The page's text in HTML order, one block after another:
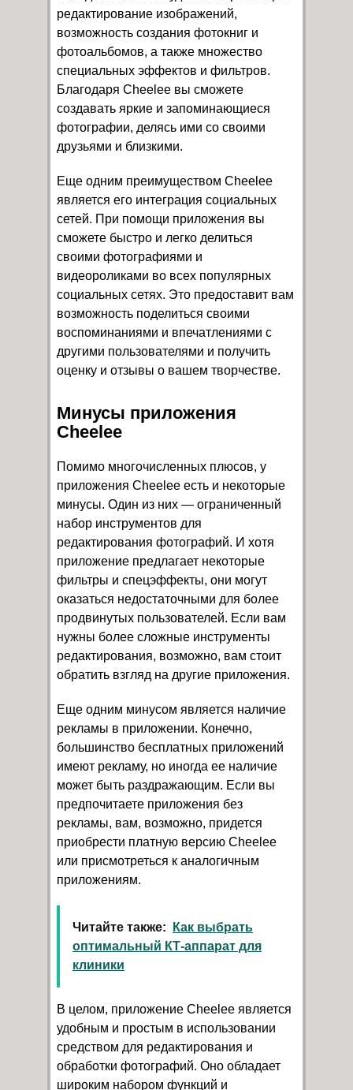
редактирование изображений,
возможность создания фотокниг и
фотоальбомов, а также множество
специальных эффектов и фильтров.
Благодаря Cheelee вы сможете
создавать яркие и запоминающиеся
фотографии, делясь ими со своими
друзьями и близкими.
Еще одним преимуществом Cheelee
является его интеграция социальных
сетей. При помощи приложения вы
сможете быстро и легко делиться
своими фотографиями и
видеороликами во всех популярных
социальных сетях. Это предоставит вам
возможность поделиться своими
воспоминаниями и впечатлениями с
другими пользователями и получить
оценку и отзывы о вашем творчестве.
Минусы приложения
Cheelee
Помимо многочисленных плюсов, у
приложения Cheelee есть и некоторые
минусы. Один из них — ограниченный
набор инструментов для
редактирования фотографий. И хотя
приложение предлагает некоторые
фильтры и спецэффекты, они могут
оказаться недостаточными для более
продвинутых пользователей. Если вам
нужны более сложные инструменты
редактирования, возможно, вам стоит
обратить взгляд на другие приложения.
Еще одним минусом является наличие
рекламы в приложении. Конечно,
большинство бесплатных приложений
имеют рекламу, но иногда ее наличие
может быть раздражающим. Если вы
предпочитаете приложения без
рекламы, вам, возможно, придется
приобрести платную версию Cheelee
или присмотреться к аналогичным
приложениям.
Читайте также:
Как выбрать
оптимальный КТ-аппарат для
клиники
В целом, приложение Cheelee является
удобным и простым в использовании
средством для редактирования и
обработки фотографий. Оно обладает
широким набором функций и